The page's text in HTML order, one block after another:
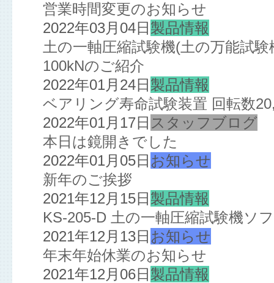
営業時間変更のお知らせ
2022年03月04日 製品情報
土の一軸圧縮試験機(土の万能試
100kNのご紹介
2022年01月24日 製品情報
ベアリング寿命試験装置 回転数
2022年01月17日 スタッフブログ
本日は鏡開きでした
2022年01月05日 お知らせ
新年のご挨拶
2021年12月15日 製品情報
KS-205-D 土の一軸圧縮試験機ソ
2021年12月13日 お知らせ
年末年始休業のお知らせ
2021年12月06日 製品情報